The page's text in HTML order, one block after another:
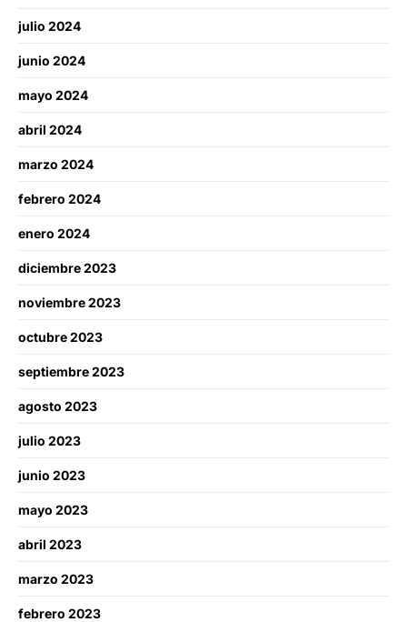
julio 2024
junio 2024
mayo 2024
abril 2024
marzo 2024
febrero 2024
enero 2024
diciembre 2023
noviembre 2023
octubre 2023
septiembre 2023
agosto 2023
julio 2023
junio 2023
mayo 2023
abril 2023
marzo 2023
febrero 2023